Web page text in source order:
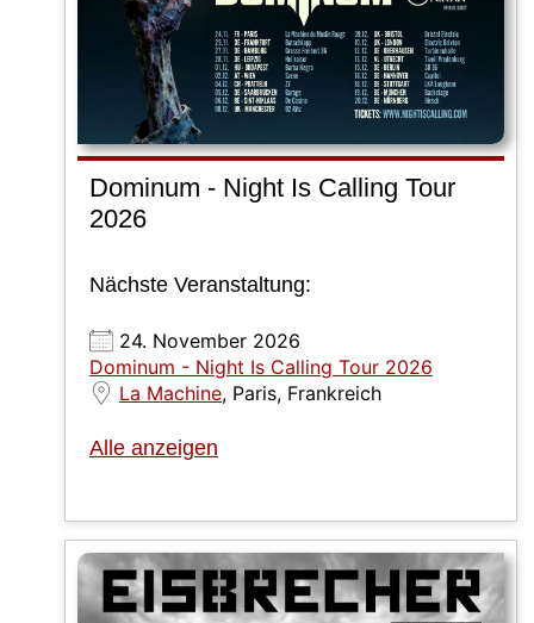
Dominum - Night Is Calling Tour
2026
Nächste Veranstaltung:
24. November 2026
Dominum - Night Is Calling Tour 2026
La Machine, Paris, Frankreich
Alle anzeigen